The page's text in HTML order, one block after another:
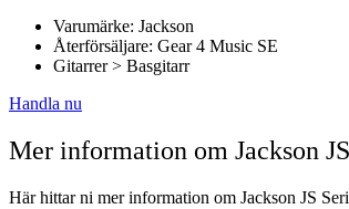
Varumärke: Jackson
Återförsäljare: Gear 4 Music SE
Gitarrer > Basgitarr
Handla nu
Mer information om Jackson
Här hittar ni mer information om Jackson JS